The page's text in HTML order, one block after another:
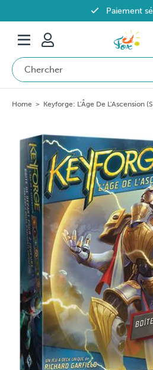
Paiement
Livraison offerte dès
Home > Keyforge: L'Âge De L'Ascension